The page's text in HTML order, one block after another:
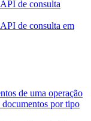
de consulta
de consulta em
de uma operação
por tipo